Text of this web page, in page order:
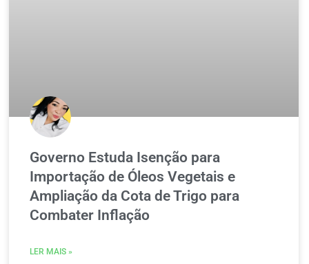
Governo Estuda Isenção para
Importação de Óleos Vegetais e
Ampliação da Cota de Trigo para
Combater Inflação
LER MAIS »